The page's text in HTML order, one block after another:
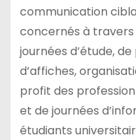
communication
concernés à
journées d’étude,
d’affiches,
profit des
et de journées
étudiants